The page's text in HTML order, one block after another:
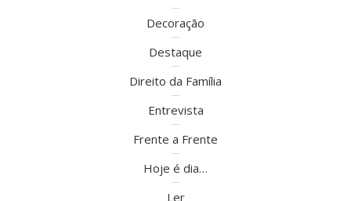
Decoração
Destaque
Direito da Família
Entrevista
Frente a Frente
Hoje é dia…
Ler